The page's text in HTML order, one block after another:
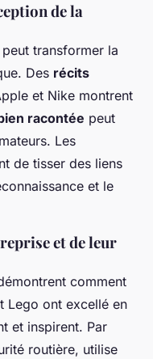
de la
transformer la
Des récits
et Nike montrent
racontée peut
Les
de tisser des liens
et le
et de leur
comment
Lego ont excellé en
et inspirent. Par
routière, utilise